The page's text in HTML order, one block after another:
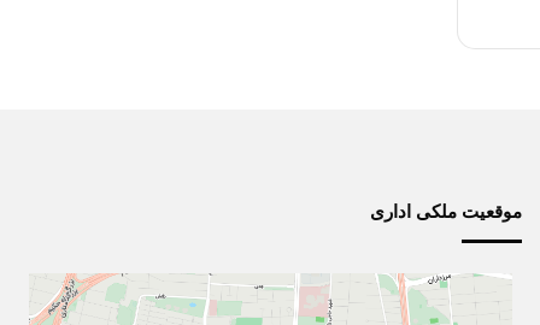
موقعیت ملکی اداری